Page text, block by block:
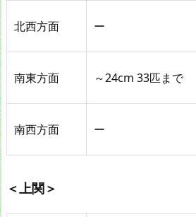
北西方面 ー
南東方面 ～24cm 33匹まで
南西方面 ー
＜上関＞